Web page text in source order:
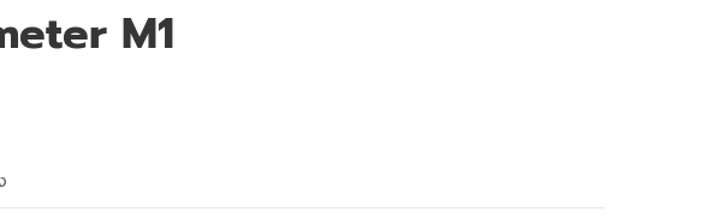
M1